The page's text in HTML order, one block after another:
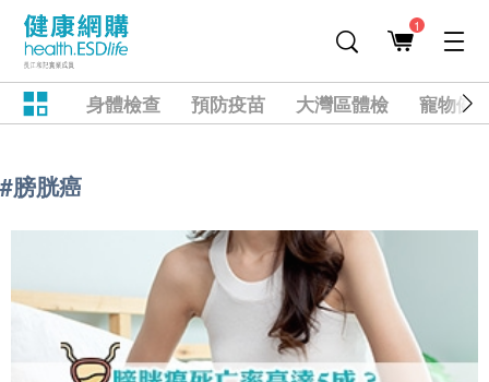
1
身體檢查 預防疫苗 大灣區體檢 寵物健
#膀胱癌